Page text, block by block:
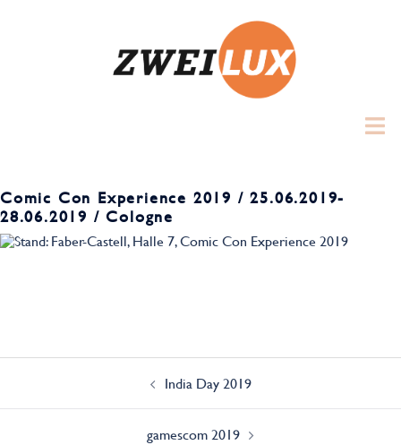
menu
Comic Con Experience 2019 / 25.06.2019-
28.06.2019 / Cologne
Beitrags-
India Day 2019
gamescom 2019